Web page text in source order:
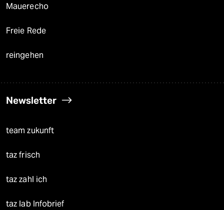
Mauerecho
Freie Rede
reingehen
Newsletter
team zukunft
taz frisch
taz zahl ich
taz lab Infobrief